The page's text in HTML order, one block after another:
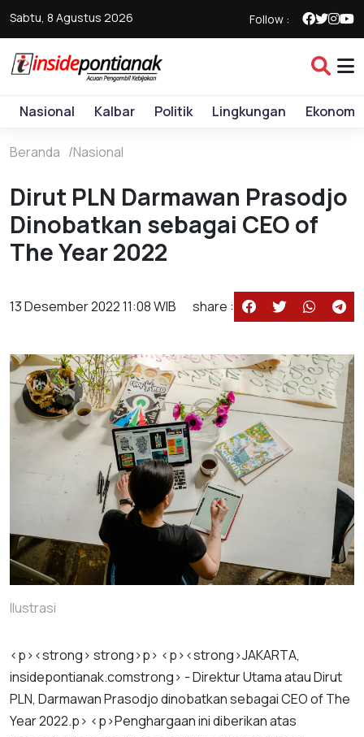
Sabtu, 8 Agustus 2026 Follow :
Nasional Kalbar Politik Lingkungan Ekonomi
Beranda Nasional
Dirut PLN Darmawan Prasodjo
Dinobatkan sebagai CEO of
The Year 2022
13 Desember 2022 11:08 WIB share :
Ilustrasi
<p><strong> strong>p> <p><strong>JAKARTA,
insidepontianak.comstrong> -DirekturUtamaatauDirut
PLN, DarmawanPrasodjodinobatkansebagaiCEOofThe
Year2022.p> <p>Penghargaaninidiberikanatas